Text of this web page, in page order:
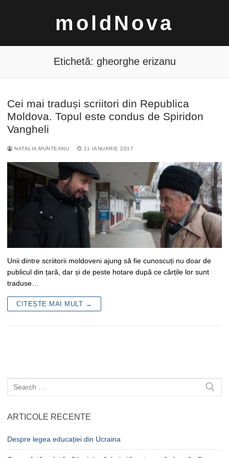
moldNova
Caută
după:
Etichetă: gheorghe erizanu
Cei mai traduși scriitori din Republica
Moldova. Topul este condus de Spiridon
Vangheli
NATALIA MUNTEANU 11 IANUARIE 2017
Unii dintre scriitorii moldoveni ajung să fie cunoscuți nu doar de
publicul din țară, dar și de peste hotare după ce cărțile lor sunt
traduse…
CITEȘTE MAI MULT →
Caută
după:
ARTICOLE RECENTE
Despre legea educației din Ucraina